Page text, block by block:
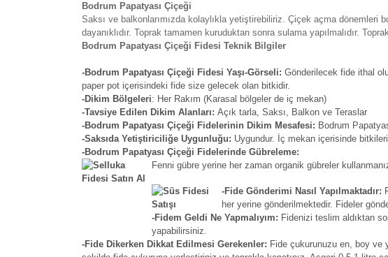
Bodrum Papatyası Çiçeği
Saksı ve balkonlarımızda kolaylıkla yetiştirebiliriz. Çiçek açma dönemleri
dayanıklıdır. Toprak tamamen kuruduktan sonra sulama yapılmalıdır.
Bodrum Papatyası Çiçeği Fidesi Teknik Bilgiler
-Bodrum Papatyası Çiçeği Fidesi Yaşı-Görseli: Gönderilecek fide ithal
paper pot içerisindeki fide size gelecek olan bitkidir.
-Dikim Bölgeleri: Her Rakım (Karasal bölgeler de iç mekan)
-Tavsiye Edilen Dikim Alanları: Açık tarla, Saksı, Balkon ve Teraslar
-Bodrum Papatyası Çiçeği Fidelerinin Dikim Mesafesi: Bodrum
-Saksıda Yetiştiriciliğe Uygunluğu: Uygundur. İç mekan içerisinde
-Bodrum Papatyası Çiçeği Fidelerinde Gübreleme:
Fenni gübre yerine her zaman organik gübreler
-Fide Gönderimi Nasıl Yapılmaktadır:
her yerine gönderilmektedir. Fideler
-Fidem Geldi Ne Yapmalıyım: Fidenizi teslim aldıktan
yapabilirsiniz.
-Fide Dikerken Dikkat Edilmesi Gerekenler: Fide çukurunuzu en, boy ve